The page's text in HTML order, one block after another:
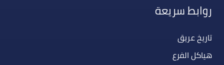
روابط سريعة
تاريخ عريق
هياكل الفرع